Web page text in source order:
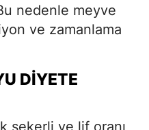
nedenle meyve
ve zamanlama
DIYETE
şekerli ve lif oranı